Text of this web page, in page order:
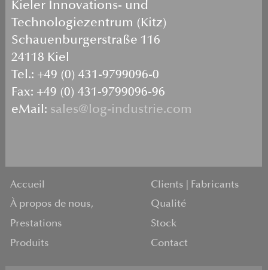
Kieler Innovations- und
Technologiezentrum (Kitz)
Schauenburgerstraße 116
24118 Kiel
Tel.: +49 (0) 431-9799096-0
Fax: +49 (0) 431-9799096-96
eMail: sales@log-industrie.com
Accueil
À propos de nous,
Prestations
Produits
Clients | Fabricants
Qualité
Stock
Contact